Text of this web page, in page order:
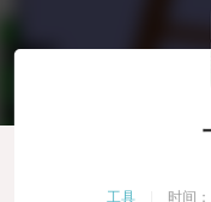
工具 时间